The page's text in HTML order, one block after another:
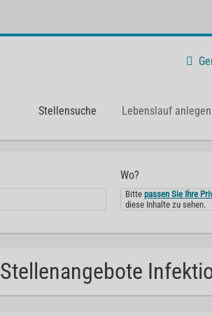
Stellensuche Lebenslauf anlegen
Wo?
Bittepassen Sie Ihre
diese Inhalte zu sehen.
Stellenangebote